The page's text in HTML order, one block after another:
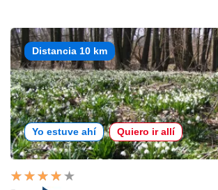
Distancia 10 km
Yo estuve ahí Quiero ir allí